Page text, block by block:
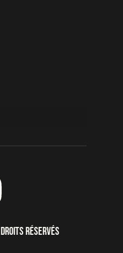
RÉSERVÉS